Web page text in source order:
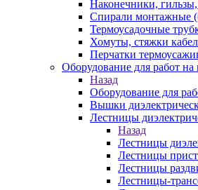
Наконечники,
Спирали монтажные
Термоусадочные
Хомуты, стяжки
Перчатки
Оборудование для работ на
Назад
Оборудование для
Вышки
Лестницы
Назад
Лестницы
Лестницы
Лестницы
Лестницы-